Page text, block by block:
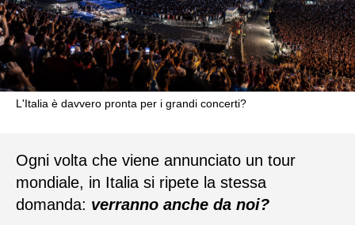
L'Italia è davvero pronta per i grandi concerti?
Ogni volta che viene annunciato un tour
mondiale, in Italia si ripete la stessa
domanda: verranno anche da noi?